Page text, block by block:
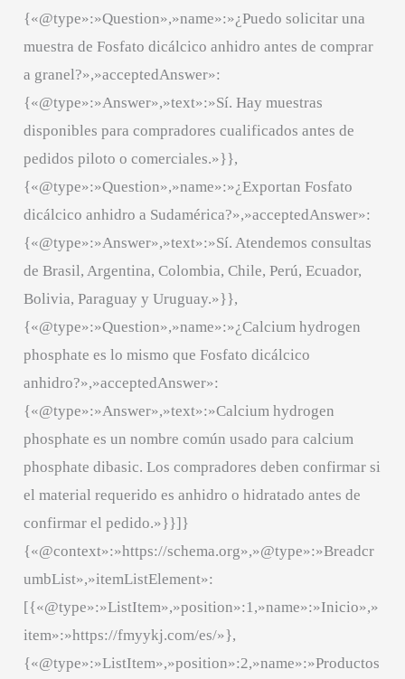
{«@type»:»Question»,»name»:»¿Puedo solicitar una
muestra de Fosfato dicálcico anhidro antes de comprar
a granel?»,»acceptedAnswer»:
{«@type»:»Answer»,»text»:»Sí. Hay muestras
disponibles para compradores cualificados antes de
pedidos piloto o comerciales.»}},
{«@type»:»Question»,»name»:»¿Exportan Fosfato
dicálcico anhidro a Sudamérica?»,»acceptedAnswer»:
{«@type»:»Answer»,»text»:»Sí. Atendemos consultas
de Brasil, Argentina, Colombia, Chile, Perú, Ecuador,
Bolivia, Paraguay y Uruguay.»}},
{«@type»:»Question»,»name»:»¿Calcium hydrogen
phosphate es lo mismo que Fosfato dicálcico
anhidro?»,»acceptedAnswer»:
{«@type»:»Answer»,»text»:»Calcium hydrogen
phosphate es un nombre común usado para calcium
phosphate dibasic. Los compradores deben confirmar si
el material requerido es anhidro o hidratado antes de
confirmar el pedido.»}}]}
{«@context»:»https://schema.org»,»@type»:»Breadcr
umbList»,»itemListElement»:
[{«@type»:»ListItem»,»position»:1,»name»:»Inicio»,»
item»:»https://fmyykj.com/es/»},
{«@type»:»ListItem»,»position»:2,»name»:»Productos